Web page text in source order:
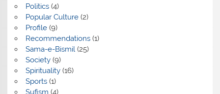
Politics(4)
Popular Culture(2)
Profile(9)
Recommendations(1)
Sama-e-Bismil(25)
Society(9)
Spirituality(16)
Sports(1)
Sufism (4)